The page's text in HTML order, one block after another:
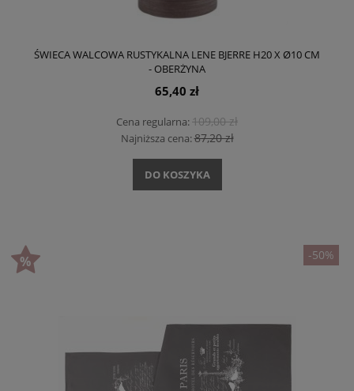
ŚWIECA WALCOWA RUSTYKALNA LENE BJERRE H20 X Ø10 CM
- OBERŻYNA
65,40 zł
Cena regularna:109,00 zł
Najniższa cena:87,20 zł
DO KOSZYKA
-50%